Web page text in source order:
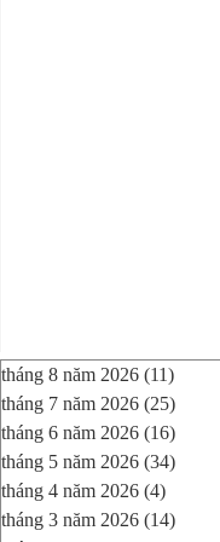
tháng 8 năm 2026 (11)
tháng 7 năm 2026 (25)
tháng 6 năm 2026 (16)
tháng 5 năm 2026 (34)
tháng 4 năm 2026 (4)
tháng 3 năm 2026 (14)